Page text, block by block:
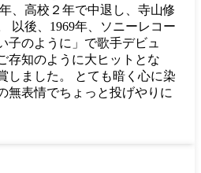
、高校２年で中退し、寺山修
以後、1969年、ソニーレコー
子のように」で歌手デビュ
存知のように大ヒットとな
しました。 とても暗く心に染
無表情でちょっと投げやりに